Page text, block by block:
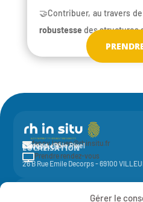
Gérer le
🤝Contribuer, au travers
robustesse des structures
CONTACT
fanny.leguen@rhinsitu.fr
 Prendre rendez-vous
LOCALISATION
Elycoop - Pôle Pixel
26 B Rue Emile Decorps - 69100
SIREN 429 851 637 - NAF 7022Z - 429